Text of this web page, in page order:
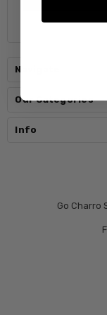
Navigate
Our Categories
Info
Go Charro